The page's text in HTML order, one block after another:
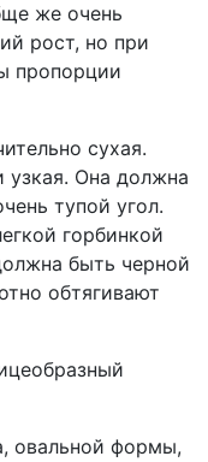
же очень
рост, но при
пропорции
сухая.
узкая. Она должна
тупой угол.
горбинкой
быть черной
обтягивают
овальной формы,